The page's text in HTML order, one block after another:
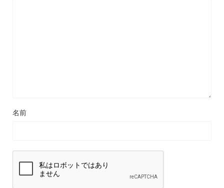
名前